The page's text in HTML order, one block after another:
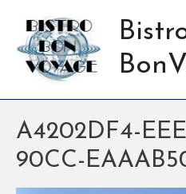
A4202DF4-
90CC-